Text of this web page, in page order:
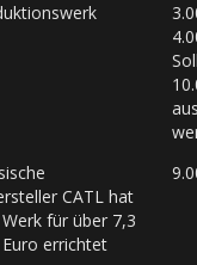
CATL hat
für über 7,3
errichtet